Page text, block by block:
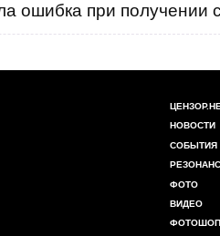
ошибка при получении
НОВОСТИ
СОБЫТИЯ
РЕЗОНАНС
ФОТО
ВИДЕО